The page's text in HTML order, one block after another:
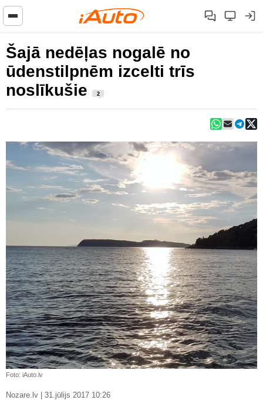
Šajā nedēļas nogalē no
ūdenstilpnēm izcelti trīs
noslīkušie
2
Foto: iAuto.lv
Nozare.lv | 31.jūlijs 2017 10:26